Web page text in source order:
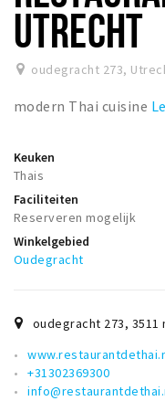
Musea, theaters &
Uitjes & activiteiten
Toeristische routes
Baroniepoorten
Andere City Apps
UTRECHT
oudegracht 273,
modern Thai cuisine
Keuken
Thais
Faciliteiten
Reserveren mogelijk
Winkelgebied
Oudegracht
oudegracht 273, 3511
+31302369300